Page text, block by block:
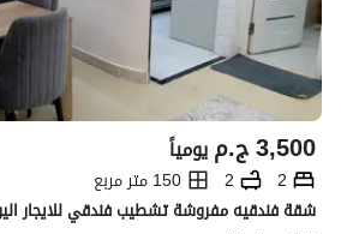
ج.م3,500 يومياً
2
2
150 متر مربع